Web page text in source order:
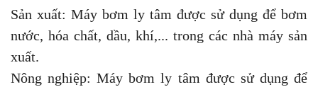
Sản xuất: Máy bơm ly tâm được sử dụng để bơm
nước, hóa chất, dầu, khí,... trong các nhà máy sản
xuất.
Nông nghiệp: Máy bơm ly tâm được sử dụng để